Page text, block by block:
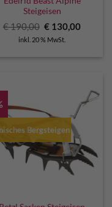
Steigeisen
€190,00 Ursprünglicher
war:
€ 130,00
inkl. 20 % MwSt.
Bergsteigen